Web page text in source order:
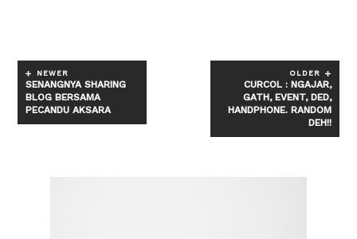
NEWER
SENANGNYA SHARING
BLOG BERSAMA
PECANDU AKSARA
OLDER
CURCOL : NGAJAR,
GATH, EVENT, DED,
HANDPHONE. RANDOM
DEH!!